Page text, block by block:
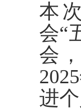
本
会“
会
2025
进